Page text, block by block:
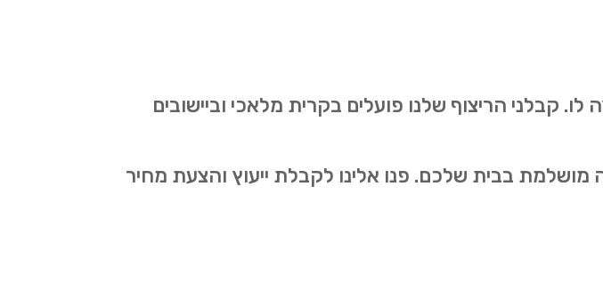
קבלני הריצוף שלנו פועלים בקרית מלאכי וביישובים
בבית שלכם. פנו אלינו לקבלת ייעוץ והצעת מחיר